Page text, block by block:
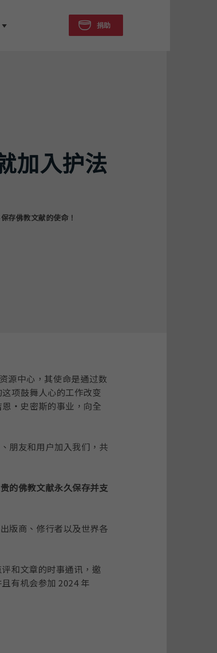
捐助
加入护法
存佛教文献的使命！
源中心，其使命是通过数
项鼓舞人心的工作改变
恩·史密斯的事业，向全
朋友和用户加入我们，共
的佛教文献永久保存并支
版商、修行者以及世界各
和文章的时事通讯，邀
有机会参加 2024 年